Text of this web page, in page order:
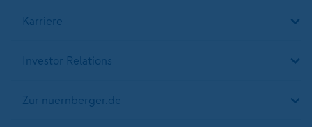
Karriere
Investor Relations
Zur nuernberger.de